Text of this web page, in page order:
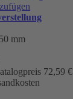
mm
72,59 €